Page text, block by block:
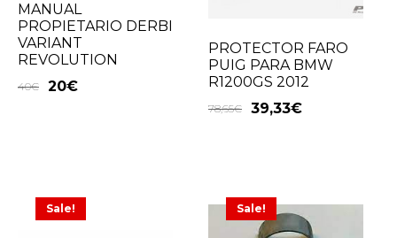
MANUAL
PROPIETARIO DERBI
VARIANT
REVOLUTION
40€ 20€
PROTECTOR FARO
PUIG PARA BMW
R1200GS 2012
78,65€ 39,33€
Sale! Sale!